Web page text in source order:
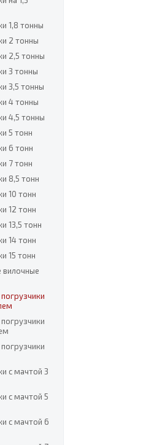
1,8 тонны
2 тонны
2,5 тонны
3 тонны
3,5 тонны
4 тонны
4,5 тонны
5 тонн
6 тонн
7 тонн
8,5 тонн
10 тонн
12 тонн
13,5 тонн
14 тонн
15 тонн
вилочные
с мачтой 3
с мачтой 5
с мачтой 6